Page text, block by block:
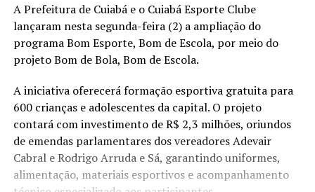
A Prefeitura de Cuiabá e o Cuiabá Esporte Clube
lançaram nesta segunda-feira (2) a ampliação do
programa Bom Esporte, Bom de Escola, por meio do
projeto Bom de Bola, Bom de Escola.
A iniciativa oferecerá formação esportiva gratuita para
600 crianças e adolescentes da capital. O projeto
contará com investimento de R$ 2,3 milhões, oriundos
de emendas parlamentares dos vereadores Adevair
Cabral e Rodrigo Arruda e Sá, garantindo uniformes,
alimentação, materiais esportivos e acompanhamento